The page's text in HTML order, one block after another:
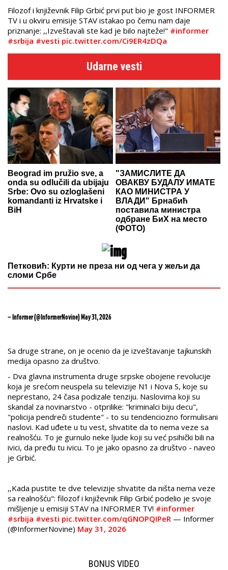
Filozof i književnik Filip Grbić prvi put bio je gost INFORMER
TV i u okviru emisije STAV istakao po čemu nam daje
priznanje: ,,Izveštavali ste kad je bilo najteže!" #informer
#srbija #vesti pic.twitter.com/Ci9ER4zDQa
Udarne vesti
Beograd im pružio sve, a
onda su odlučili da ubijaju
Srbe: Ovo su ozloglašeni
komandanti iz Hrvatske i
BiH
"ЗАМИСЛИТЕ ДА
ОВАКВУ БУДАЛУ ИМАТЕ
КАО МИНИСТРА У
ВЛАДИ" Брнабић
поставила министра
одбране БиХ на место
(ФОТО)
Петковић: Курти не преза ни од чега у жељи да
сломи Србе
— Informer (@InformerNovine)May 31, 2026
Sa druge strane, on je ocenio da je izveštavanje tajkunskih
medija opasno za društvo.
- Dva glavna instrumenta druge srpske obojene revolucije
koja je srećom neuspela su televizije N1 i Nova S, koje su
neprestano, 24 časa podizale tenziju. Naslovima koji su
skandal za novinarstvo - otprilike: "kriminalci biju decu",
"policija pendreči studente" - to su tendenciozno formulisani
naslovi. Kad uđete u tu vest, shvatite da to nema veze sa
realnošću. To je gurnulo neke ljude koji su već psihički bili na
ivici, da pređu tu ivicu. To je jako opasno za društvo - naveo
je Grbić.
,,Kada pustite te dve televizije shvatite da ništa nema veze
sa realnošću": filozof i književnik Filip Grbić podelio je svoje
mišljenje u emisiji STAV na INFORMER TV! #informer
#srbija #vesti pic.twitter.com/qGNOPQIPeR — Informer
(@InformerNovine) May 31, 2026
BONUS VIDEO